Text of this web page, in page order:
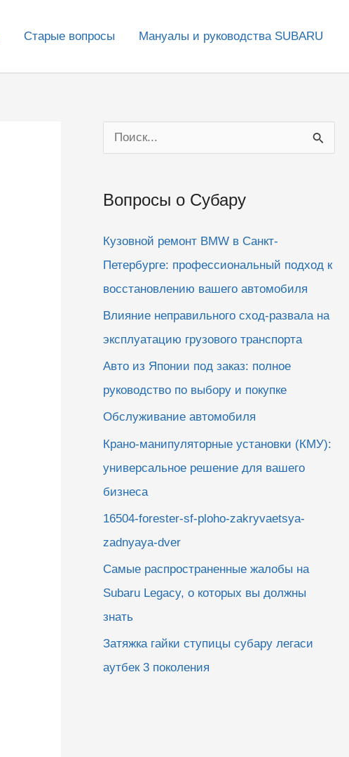
Старые вопросы Мануалы и руководства SUBARU
о
с
Вопросы о Субару
Кузовной ремонт BMW в Санкт-
Петербурге: профессиональный подход к
восстановлению вашего автомобиля
Влияние неправильного сход-развала на
эксплуатацию грузового транспорта
Авто из Японии под заказ: полное
руководство по выбору и покупке
Обслуживание автомобиля
Крано-манипуляторные установки (КМУ):
универсальное решение для вашего
бизнеса
16504-forester-sf-ploho-zakryvaetsya-
zadnyaya-dver
Самые распространенные жалобы на
Subaru Legacy, о которых вы должны
знать
Затяжка гайки ступицы субару легаси
аутбек 3 поколения